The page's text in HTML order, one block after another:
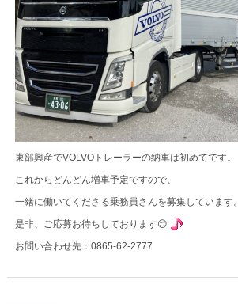
東部興産でVOLVOトレーラーの納車は初めてです。
これからどんどん増車予定ですので、
一緒に働いてくださる乗務員さんを募集しています。
是非、ご応募お待ちしております😊
お問い合わせ先：0865-62-2777